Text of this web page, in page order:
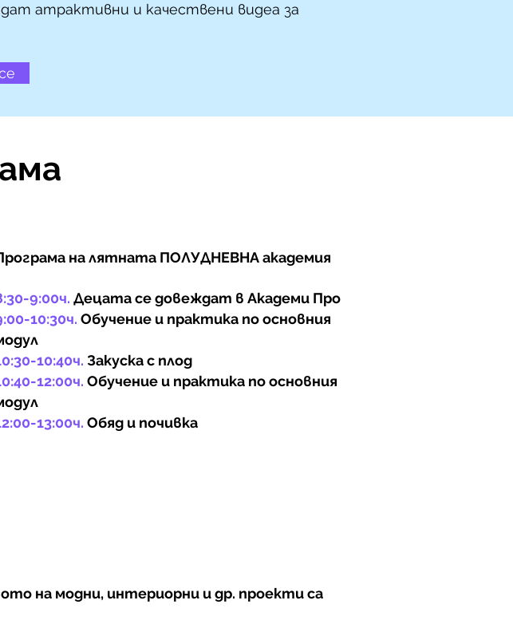
атрактивни и качествени видеа за
на лятната ПОЛУДНЕВНА академия
9:00ч. Децата се довеждат в Академи Про
10:30ч. Обучение и практика по основния
10:40ч. Закуска с плод
12:00ч. Обучение и практика по основния
13:00ч. Обяд и почивка
на модни, интериорни и др. проекти са